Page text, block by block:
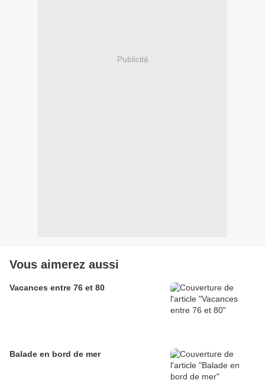
Publicité
Vous aimerez aussi
Vacances entre 76 et 80
Balade en bord de mer